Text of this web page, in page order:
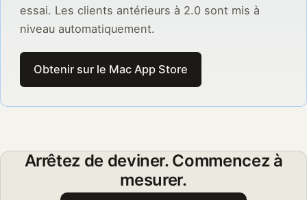
essai. Les clients antérieurs à 2.0 sont mis à
niveau automatiquement.
Obtenir sur le Mac App Store
Arrêtez de deviner. Commencez à
mesurer.